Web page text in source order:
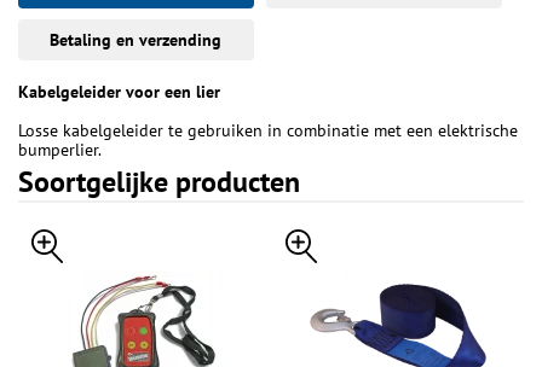
Betaling en verzending
Kabelgeleider voor een lier
Losse kabelgeleider te gebruiken in combinatie met een elektrische
bumperlier.
Soortgelijke producten